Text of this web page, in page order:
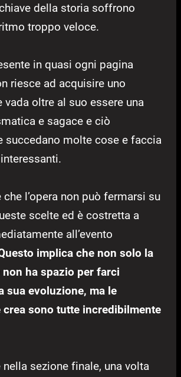
della storia soffrono
troppo veloce.
in quasi ogni pagina
riesce ad acquisire uno
vada oltre al suo essere una
e sagace e ciò
succedano molte cose e faccia
l’opera non può fermarsi su
scelte ed è costretta a
all’evento
implica che non solo la
ha spazio per farci
sua evoluzione, ma le
crea sono tutte incredibilmente
sezione finale, una volta